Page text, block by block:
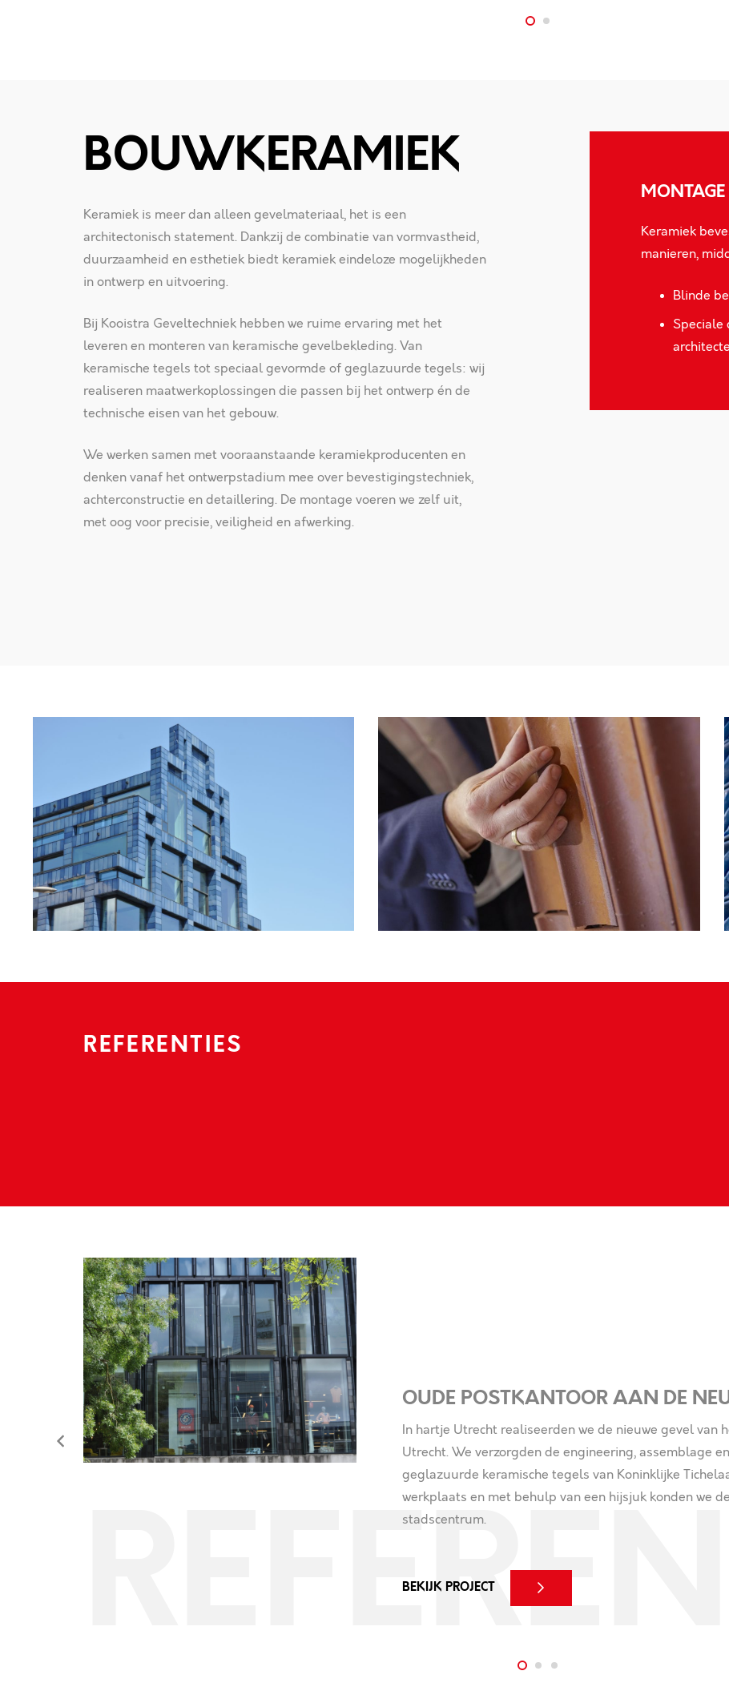
BOUWKERAMIEK
Keramiek is meer dan alleen gevelmateriaal, het is een
architectonisch statement. Dankzij de combinatie van vormvastheid,
duurzaamheid en esthetiek biedt keramiek eindeloze mogelijkheden
in ontwerp en uitvoering.
Bij Kooistra Geveltechniek hebben we ruime ervaring met het
leveren en monteren van keramische gevelbekleding. Van
keramische tegels tot speciaal gevormde of geglazuurde tegels: wij
realiseren maatwerkoplossingen die passen bij het ontwerp én de
technische eisen van het gebouw.
We werken samen met vooraanstaande keramiekproducenten en
denken vanaf het ontwerpstadium mee over bevestigingstechniek,
achterconstructie en detaillering. De montage voeren we zelf uit,
met oog voor precisie, veiligheid en afwerking.
Keramiek
manieren,
Blinde
Speciale
REFERENTIES
OUDE POSTKANTOOR AAN DE
In hartje Utrecht realiseerden we de nieuwe gevel van
Utrecht. We verzorgden de engineering, assemblage
geglazuurde keramische tegels van Koninklijke
werkplaats en met behulp van een hijsjuk konden we
stadscentrum.
BEKIJK PROJECT